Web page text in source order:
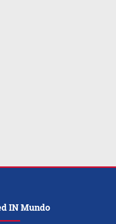
IN Mundo